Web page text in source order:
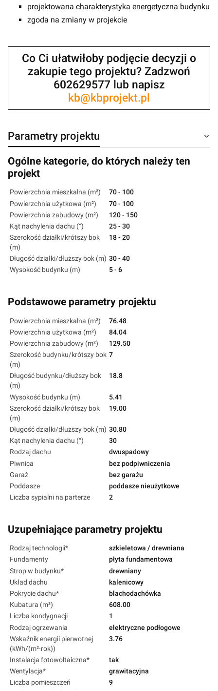
projektowana charakterystyka energetyczna budynku
zgoda na zmiany w projekcie
Co Ci ułatwiłoby podjęcie decyzji o
zakupie tego projektu? Zadzwoń
602629577 lub napisz
kb@kbprojekt.pl
Parametry projektu
Ogólne kategorie, do których należy ten
projekt
Powierzchnia mieszkalna (m²)
70 - 100
Powierzchnia użytkowa (m²)
70 - 100
Powierzchnia zabudowy (m²)
120 - 150
Kąt nachylenia dachu (°)
25 - 30
Szerokość działki/krótszy bok
(m)
18 - 20
Długość działki/dłuższy bok (m) 30 - 40
Wysokość budynku (m)
5 - 6
Podstawowe parametry projektu
Powierzchnia mieszkalna (m²)
76.48
Powierzchnia użytkowa (m²)
84.04
Powierzchnia zabudowy (m²)
129.50
Szerokość budynku/krótszy bok
(m)
7
Długość budynku/dłuższy bok
(m)
18.8
Wysokość budynku (m)
5.41
Szerokość działki/krótszy bok
(m)
19.00
Długość działki/dłuższy bok (m) 30.80
Kąt nachylenia dachu (°)
30
Rodzaj dachu
dwuspadowy
Piwnica
bez podpiwniczenia
Garaż
bez garażu
Poddasze
poddasze nieużytkowe
Liczba sypialni na parterze
2
Uzupełniające parametry projektu
Rodzaj technologii*
szkieletowa / drewniana
Fundamenty
płyta fundamentowa
Strop w budynku*
drewniany
Układ dachu
kalenicowy
Pokrycie dachu*
blachodachówka
Kubatura (m³)
608.00
Liczba kondygnacji
1
Rodzaj ogrzewania
elektryczne podłogowe
Wskaźnik energii pierwotnej
(kWh/(m²·rok))
3.76
Instalacja fotowoltaiczna*
tak
Wentylacja*
grawitacyjna
Liczba pomieszczeń
9